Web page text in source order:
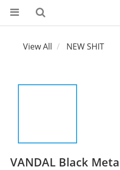
View All NEW SHIT
VANDAL Black